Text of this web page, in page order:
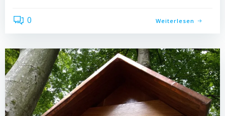
0 Weiterlesen